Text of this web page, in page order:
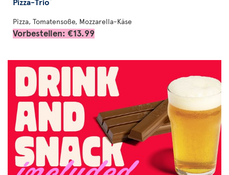
Pizza, Tomatensoße, Mozzarella-Käse
Vorbestellen: €13.99